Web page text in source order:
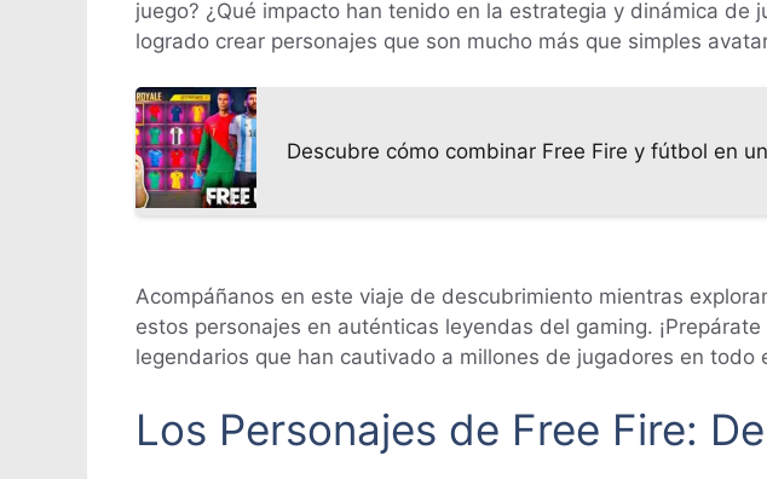
juego? ¿Qué impacto han tenido en la estrategia y dinámica de
logrado crear personajes que son mucho más que simples
Descubre cómo combinar Free Fire y fútbol en
Acompáñanos en este viaje de descubrimiento mientras
estos personajes en auténticas leyendas del gaming.
legendarios que han cautivado a millones de jugadores en todo
Los Personajes de Free Fire: